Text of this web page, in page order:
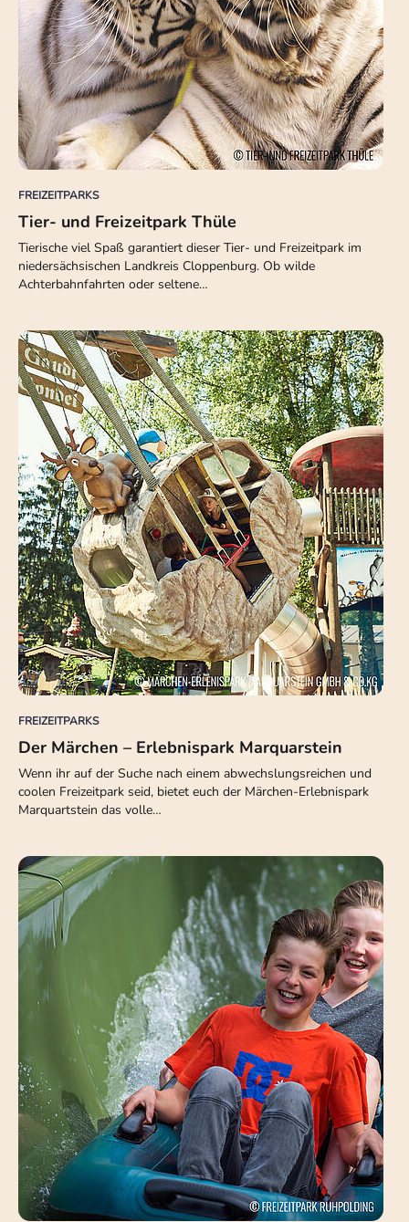
FREIZEITPARKS
Tier- und Freizeitpark Thüle
Tierische viel Spaß garantiert dieser Tier- und Freizeitpark im
niedersächsischen Landkreis Cloppenburg. Ob wilde
Achterbahnfahrten oder seltene…
FREIZEITPARKS
Der Märchen – Erlebnispark Marquarstein
Wenn ihr auf der Suche nach einem abwechslungsreichen und
coolen Freizeitpark seid, bietet euch der Märchen-Erlebnispark
Marquartstein das volle…